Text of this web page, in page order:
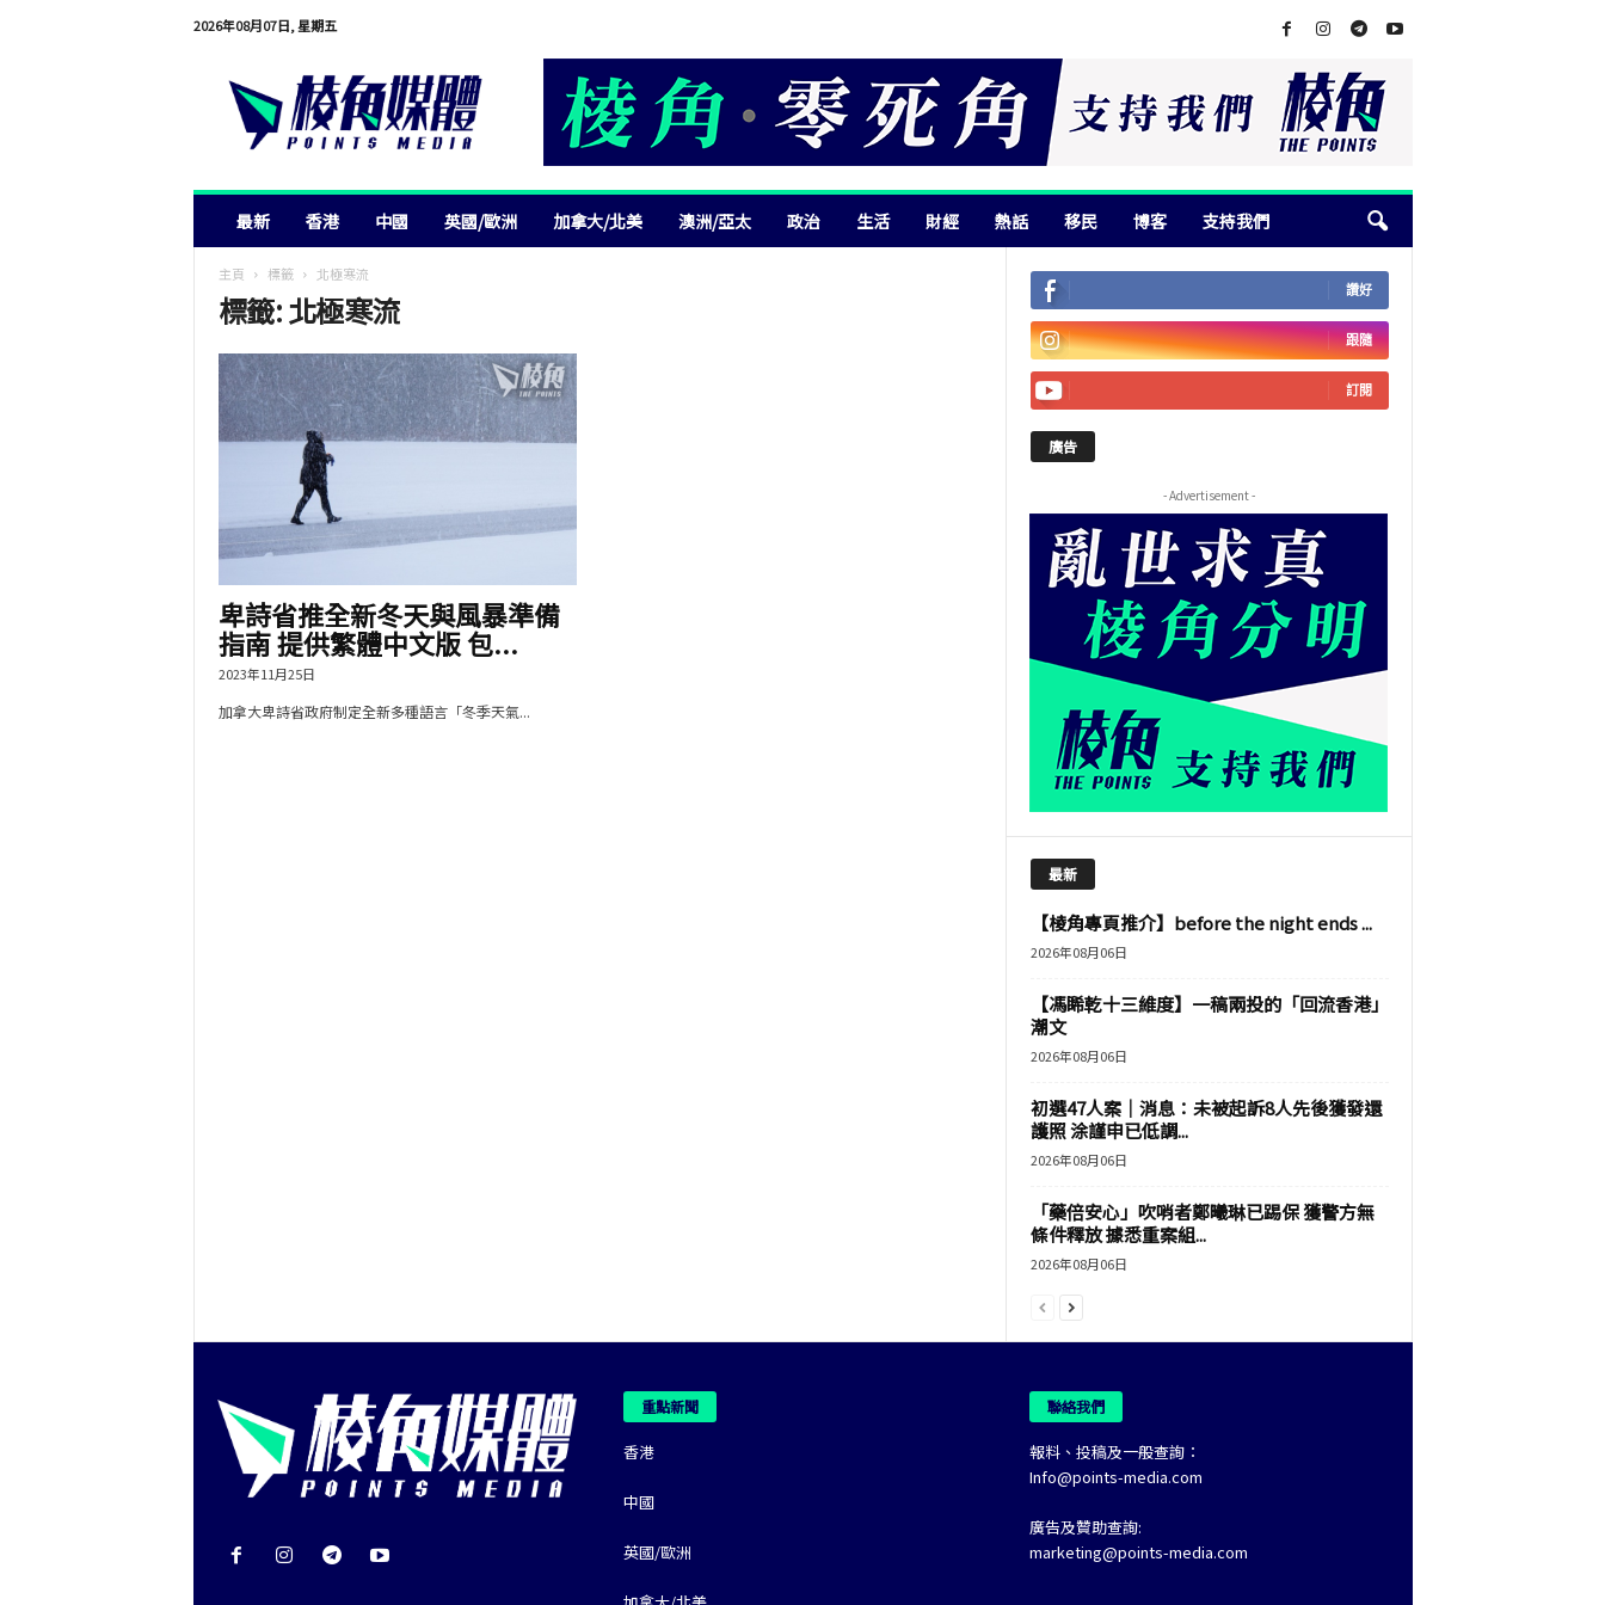
2026年08月07日, 星期五
最新 香港 中國 英國/歐洲 加拿大/北美 澳洲/亞太 政治 生活 財經 熱話 移民 博客 支持我們
主頁 標籤 北極寒流
標籤: 北極寒流
卑詩省推全新冬天與風暴準備
指南 提供繁體中文版 包...
2023年11月25日
加拿大卑詩省政府制定全新多種語言「冬季天氣...
讚好
跟隨
訂閱
廣告
- Advertisement -
最新
【棱角專頁推介】before the night ends ...
2026年08月06日
【馮睎乾十三維度】一稿兩投的「回流香港」
潮文
2026年08月06日
初選47人案｜消息：未被起訴8人先後獲發還
護照 涂謹申已低調...
2026年08月06日
「藥倍安心」吹哨者鄭曦琳已踢保 獲警方無
條件釋放 據悉重案組...
2026年08月06日
重點新聞
香港
中國
英國/歐洲
聯絡我們
報料、投稿及一般查詢：
Info@points-media.com
廣告及贊助查詢:
marketing@points-media.com